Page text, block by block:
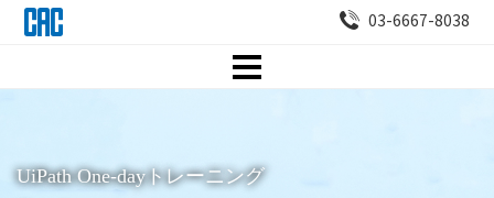
03-6667-8038
UiPath One-dayトレーニング